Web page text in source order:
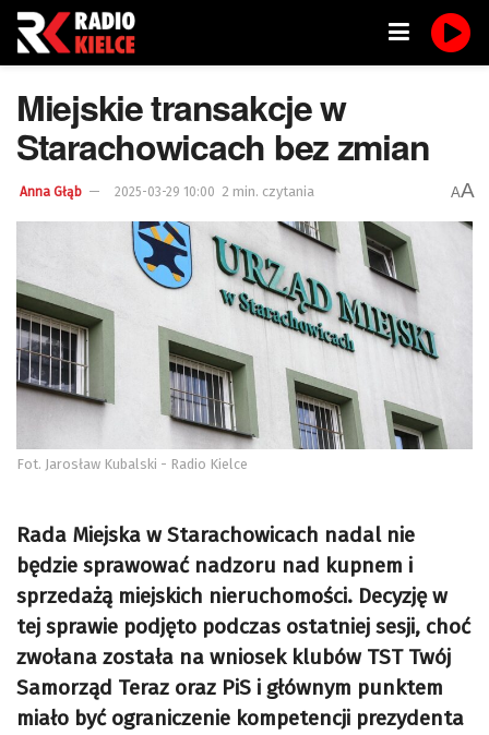
Miejskie transakcje w
Starachowicach bez zmian
Anna Głąb 2025-03-29 10:00 2 min. czytania AA
Fot. Jarosław Kubalski - Radio Kielce
Rada Miejska w Starachowicach nadal nie
będzie sprawować nadzoru nad kupnem i
sprzedażą miejskich nieruchomości. Decyzję w
tej sprawie podjęto podczas ostatniej sesji, choć
zwołana została na wniosek klubów TST Twój
Samorząd Teraz oraz PiS i głównym punktem
miało być ograniczenie kompetencji prezydenta